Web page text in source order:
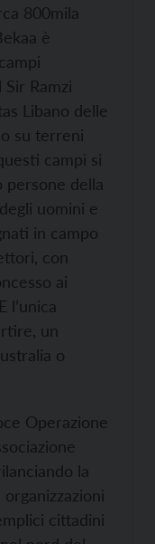
800mila
è
Ramzi
Libano delle
su terreni
campi si
della
uomini e
in campo
con
ai
l’unica
un
o
Operazione
la
cittadini